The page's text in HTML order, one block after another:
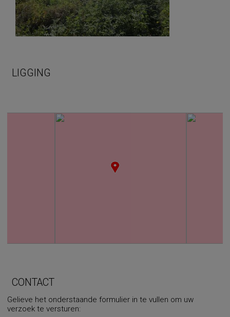
LIGGING
CONTACT
Gelieve het onderstaande formulier in te vullen om uw
verzoek te versturen: